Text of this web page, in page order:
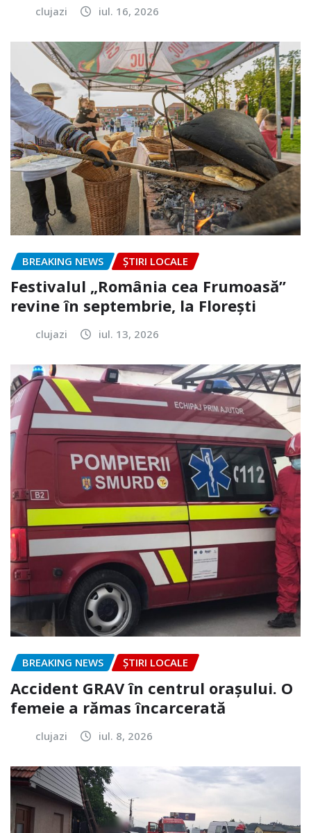
clujazi iul. 16, 2026
BREAKING NEWS ȘTIRI LOCALE
Festivalul „România cea Frumoasă”
revine în septembrie, la Florești
clujazi iul. 13, 2026
BREAKING NEWS ȘTIRI LOCALE
Accident GRAV în centrul orașului. O
femeie a rămas încarcerată
clujazi iul. 8, 2026